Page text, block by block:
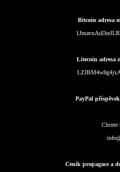
Bitcoin adresa
Litecoin adresa
PayPal
Chcete
Ceník propagace a